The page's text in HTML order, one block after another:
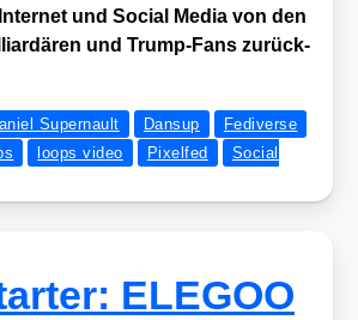
und Social Media von den
und Trump-Fans zurück­
Supernault Dansup
Fediverse
loops video Pixelfed
Social
ELEGOO